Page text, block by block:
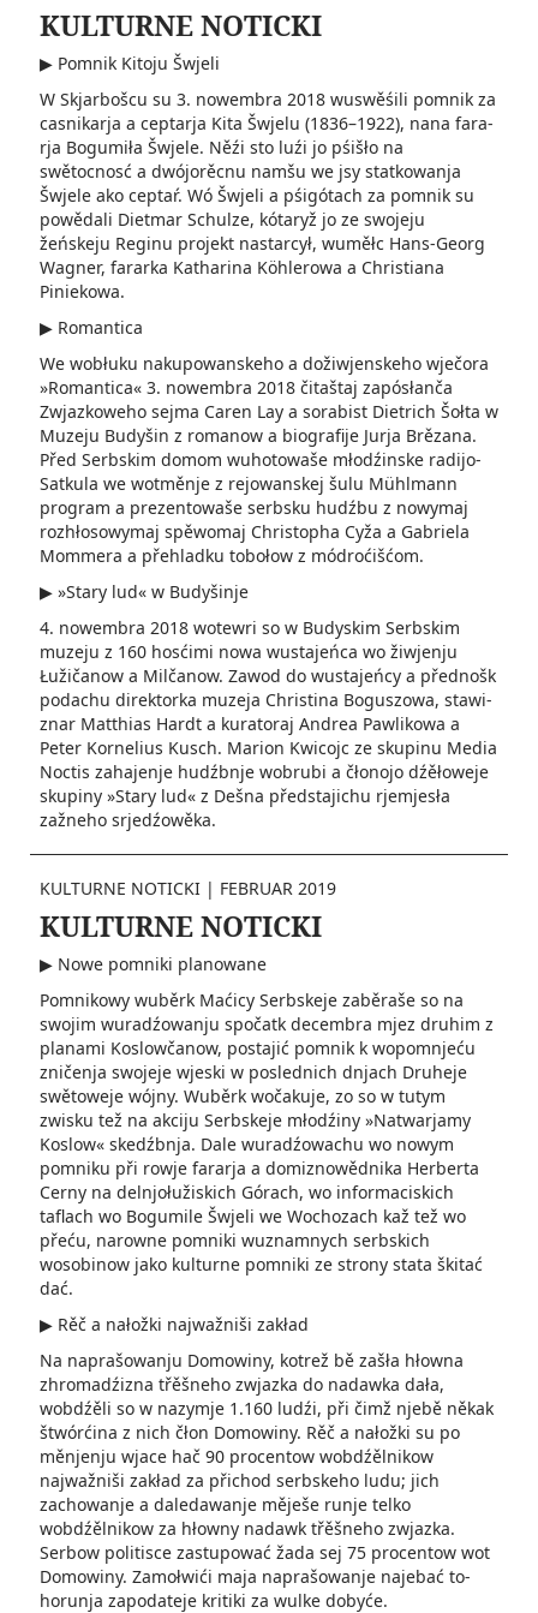
KULTURNE NOTICKI
▶ Pomnik Kitoju Šwjeli
W Skjarbošcu su 3. nowembra 2018 wuswěśili pomnik za
casnikarja a ceptarja Kita Šwjelu (1836–1922), nana fara­
rja Bogumiła Šwjele. Něźi sto­ luźi jo pśišło na
swětocnosć a dwójorěcnu namšu we jsy statkowanja
Šwjele ako ceptaŕ. Wó Šwjeli a pśigótach za pomnik su
powědali Dietmar­ Schulze, kótaryž jo ze swojeju
žeńskeju Reginu projekt nastarcył, wuměłc Hans-Georg
Wagner, fararka Katharina Köhlerowa a Christiana
Piniekowa.
▶ Romantica
We wobłuku nakupowanskeho a dožiwjenskeho wječora
»Romantica« 3. nowembra 2018 čitaštaj zapó­słanča
Zwjazkoweho sej­ma­ Caren Lay a sorabist Dietrich Šołta w
Muzeju Budy­šin z romanow a biografije Jurja Brězana.
Před Serbskim domom wuhotowaše młodźinske radijo­
Satku­la we wotměnje z rejowanskej šulu Mühlmann
program a prezentowaše serbsku hudźbu z nowymaj
rozhłosowymaj spěwomaj Christopha Cyža a Gabriela
Mommera a přehladku tobołow z módroćišćom.
▶ »Stary lud« w Budyšinje
4. nowembra 2018 wotewri so w Budyskim Serbskim
muzeju z 160 hosćimi nowa wustajeńca wo žiwjenju
Łužičanow a Milčanow. Zawod do wustajeńcy a přednošk
podachu direktorka muzeja Christina Boguszowa, stawi­
znar Matthias Hardt a kuratoraj Andrea Pawlikowa a
Peter Kornelius Kusch. Mario­n Kwicojc ze skupinu Media
Noctis zahajenje hudźbnje wobrubi a čłonojo dźěłoweje
skupiny »Stary lud« z Dešna předstajichu rjemjesła
zažneho srjedźowěka.
KULTURNE NOTICKI | FEBRUAR 2019
KULTURNE NOTICKI
▶ Nowe pomniki planowane
Pomnikowy wuběrk Maćicy Serbskeje zaběraše so na
swojim wuradźowanju spočatk decembra mjez druhim z
planami Koslowčanow, postajić pomnik k wopomnjeću
zničenja swojeje wjeski w poslednich dnjach Druheje
swětoweje wójny. Wuběrk wočakuje, zo so w tutym
zwisku­ tež na akciju Serbskeje młodźiny »Natwarjamy
Koslow­« skedźbnja. Dale wura­dźowachu wo nowym
pomniku při rowje fararja a domiznowědnika Herberta
Cerny na delnjołužiskich Górach­, wo informaciskich
taflach wo Bogumile Šwjeli we Wochozach kaž tež wo
pře­ću, narowne pomniki wuznamnych serbskich
wosobinow jako kulturne pomniki ze strony stata škitać
dać.
▶ Rěč a nałožki najwažniši za­kład
Na naprašowanju Domowiny, kotrež bě zašła hłowna
zhromadźizna třěšneho zwjazka do nadawka dała,
wobdźěli so w nazymje 1.160 ludźi, při čimž njebě někak
štwórćina z nich čłon Domowiny. Rěč a nałožki su po
měnjenju wjace hač 90 procentow wobdźělnikow
najwažniši zakład za přichod serbskeho ludu; jich
zachowanje a daledawanje měješe runje telko
wobdźělnikow za hłowny nadawk třěšneho zwjazka.
Serbow politisce zastupować žada sej 75 procentow wot
Domowiny. Zamołwići maja naprašowanje najebać to­
horunja zapo­dateje kritiki za wul­ke dobyće.